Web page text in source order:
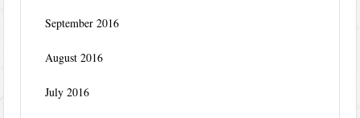
September 2016
August 2016
July 2016